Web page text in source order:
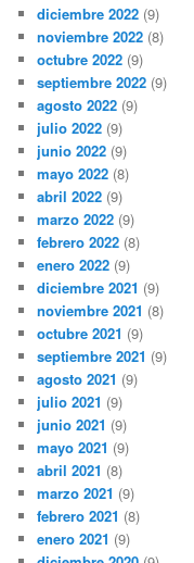
diciembre 2022 (9)
noviembre 2022 (8)
octubre 2022 (9)
septiembre 2022 (9)
agosto 2022 (9)
julio 2022 (9)
junio 2022 (9)
mayo 2022 (8)
abril 2022 (9)
marzo 2022 (9)
febrero 2022 (8)
enero 2022 (9)
diciembre 2021 (9)
noviembre 2021 (8)
octubre 2021 (9)
septiembre 2021 (9)
agosto 2021 (9)
julio 2021 (9)
junio 2021 (9)
mayo 2021 (9)
abril 2021 (8)
marzo 2021 (9)
febrero 2021 (8)
enero 2021 (9)